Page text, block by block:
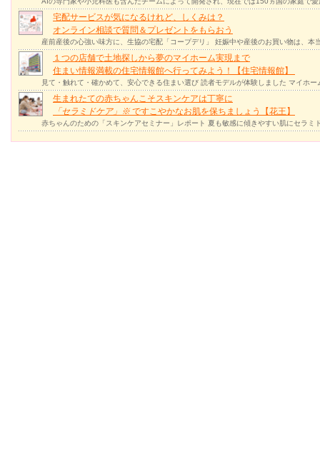
宅配サービスが気になるけれど、しくみは？
オンライン相談で質問＆プレゼントをもらおう
産前産後の心強い味方に、生協の宅配「コープデリ」 妊娠中や産後のお買い物は、
１つの店舗で土地探しから夢のマイホーム実現まで
住まい情報満載の住宅情報館へ行ってみよう！【住宅情報館】
見て・触れて・確かめて、安心できる住まい選び 読者モデルが体験しました マイホ
生まれたての赤ちゃんこそスキンケアは丁寧に
「セラミドケア」 ※ですこやかなお肌を保ちましょう【花王】
赤ちゃんのための「スキンケアセミナー」レポート 夏も敏感に傾きやすい肌にセラ